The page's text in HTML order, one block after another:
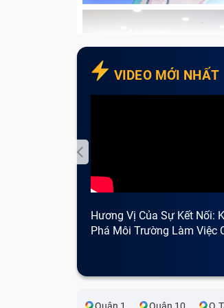
đúng ra là dấu #, Shift +
VIDEO MỚI NHẤT
Hương Vị Của Sự Kết Nối:
Phá Môi Trường Làm Việc
Quận 1 Quận 10